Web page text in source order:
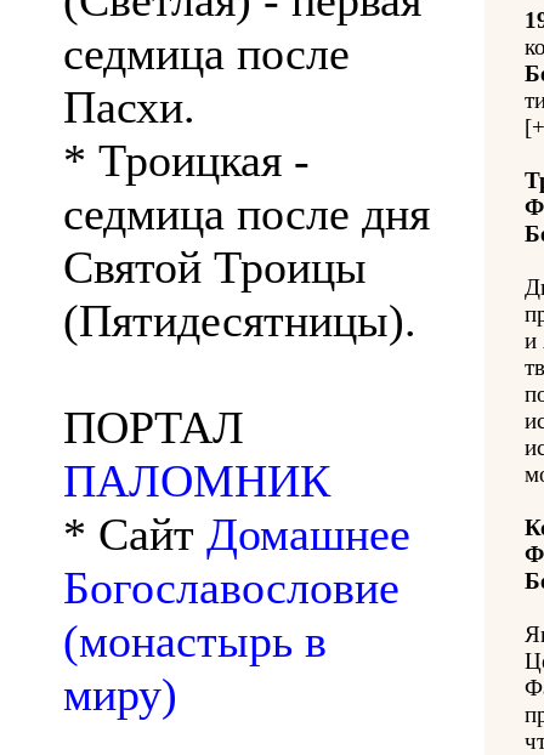
седмица после
Пасхи.
* Троицкая -
седмица после дня
Святой Троицы
(Пятидесятницы).
ПОРТАЛ
ПАЛОМНИК
* Сайт Домашнее
Богославословие
(монастырь в
миру)
и